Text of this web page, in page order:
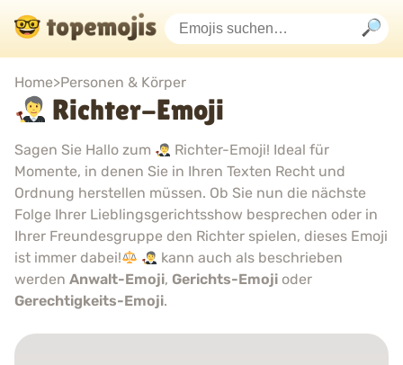
Home>Personen & Körper
Richter-Emoji
Sagen Sie Hallo zum
Richter-Emoji! Ideal für
Momente, in denen Sie in Ihren Texten Recht und
Ordnung herstellen müssen. Ob Sie nun die nächste
Folge Ihrer Lieblingsgerichtsshow besprechen oder in
Ihrer Freundesgruppe den Richter spielen, dieses Emoji
ist immer dabei!
kann auch als beschrieben
werden Anwalt-Emoji, Gerichts-Emoji oder
Gerechtigkeits-Emoji.